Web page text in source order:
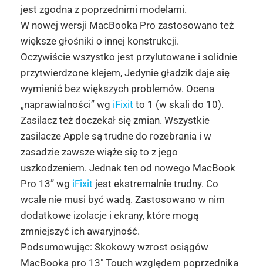
jest zgodna z poprzednimi modelami.
W nowej wersji MacBooka Pro zastosowano też
większe głośniki o innej konstrukcji.
Oczywiście wszystko jest przylutowane i solidnie
przytwierdzone klejem, Jedynie gładzik daje się
wymienić bez większych problemów. Ocena
„naprawialności” wg iFixit to 1 (w skali do 10).
Zasilacz też doczekał się zmian. Wszystkie
zasilacze Apple są trudne do rozebrania i w
zasadzie zawsze wiąże się to z jego
uszkodzeniem. Jednak ten od nowego MacBook
Pro 13” wg iFixit jest ekstremalnie trudny. Co
wcale nie musi być wadą. Zastosowano w nim
dodatkowe izolacje i ekrany, które mogą
zmniejszyć ich awaryjność.
Podsumowując: Skokowy wzrost osiągów
MacBooka pro 13″ Touch względem poprzednika